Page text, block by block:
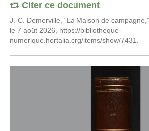
Citer ce document
J.-C. Demerville, “La Maison de campagne,”
le 7 août 2026, https://bibliotheque-
numerique.hortalia.org/items/show/7431